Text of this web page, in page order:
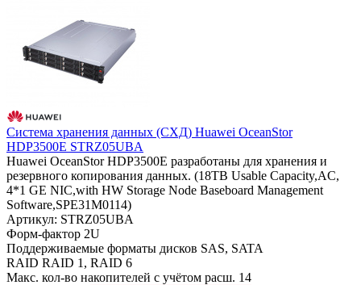
Система хранения данных (СХД) Huawei OceanStor
HDP3500E STRZ05UBA
Huawei OceanStor HDP3500E разработаны для хранения и
резервного копирования данных. (18TB Usable Capacity,AC,
4*1 GE NIC,with HW Storage Node Baseboard Management
Software,SPE31M0114)
Артикул: STRZ05UBA
Форм-фактор 2U
Поддерживаемые форматы дисков SAS, SATA
RAID RAID 1, RAID 6
Макс. кол-во накопителей с учётом расш. 14